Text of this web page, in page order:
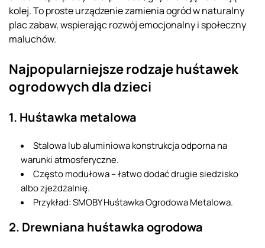
kolej. To proste urządzenie zamienia ogród w naturalny
plac zabaw, wspierając rozwój emocjonalny i społeczny
maluchów.
Najpopularniejsze rodzaje huśtawek
ogrodowych dla dzieci
1. Huśtawka metalowa
Stalowa lub aluminiowa konstrukcja odporna na
warunki atmosferyczne.
Często modułowa – łatwo dodać drugie siedzisko
albo zjeżdżalnię.
Przykład: SMOBY Huśtawka Ogrodowa Metalowa.
2. Drewniana huśtawka ogrodowa